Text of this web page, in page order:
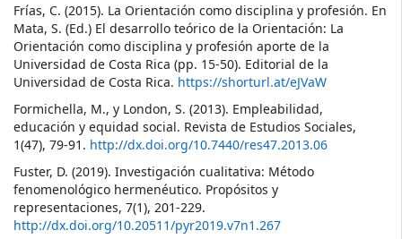
Frías, C. (2015). La Orientación como disciplina y profesión. En
Mata, S. (Ed.) El desarrollo teórico de la Orientación: La
Orientación como disciplina y profesión aporte de la
Universidad de Costa Rica (pp. 15-50). Editorial de la
Universidad de Costa Rica. https://shorturl.at/eJVaW
Formichella, M., y London, S. (2013). Empleabilidad,
educación y equidad social. Revista de Estudios Sociales,
1(47), 79-91. http://dx.doi.org/10.7440/res47.2013.06
Fuster, D. (2019). Investigación cualitativa: Método
fenomenológico hermenéutico. Propósitos y
representaciones, 7(1), 201-229.
http://dx.doi.org/10.20511/pyr2019.v7n1.267